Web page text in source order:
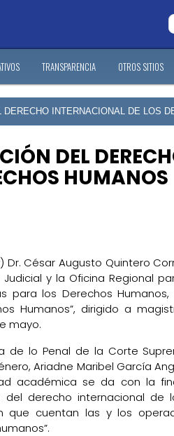
TRANSPARENCIA OTROS SITIOS
INTERNACIONAL DE LOS
DEL
HUMANOS
César Augusto Quintero
y la Oficina Regional
los Derechos Humanos,
Humanos”, dirigido a
mayo.
de lo Penal de la Corte
Ariadne Maribel García
académica se da con la
derecho internacional de
que cuentan las y los